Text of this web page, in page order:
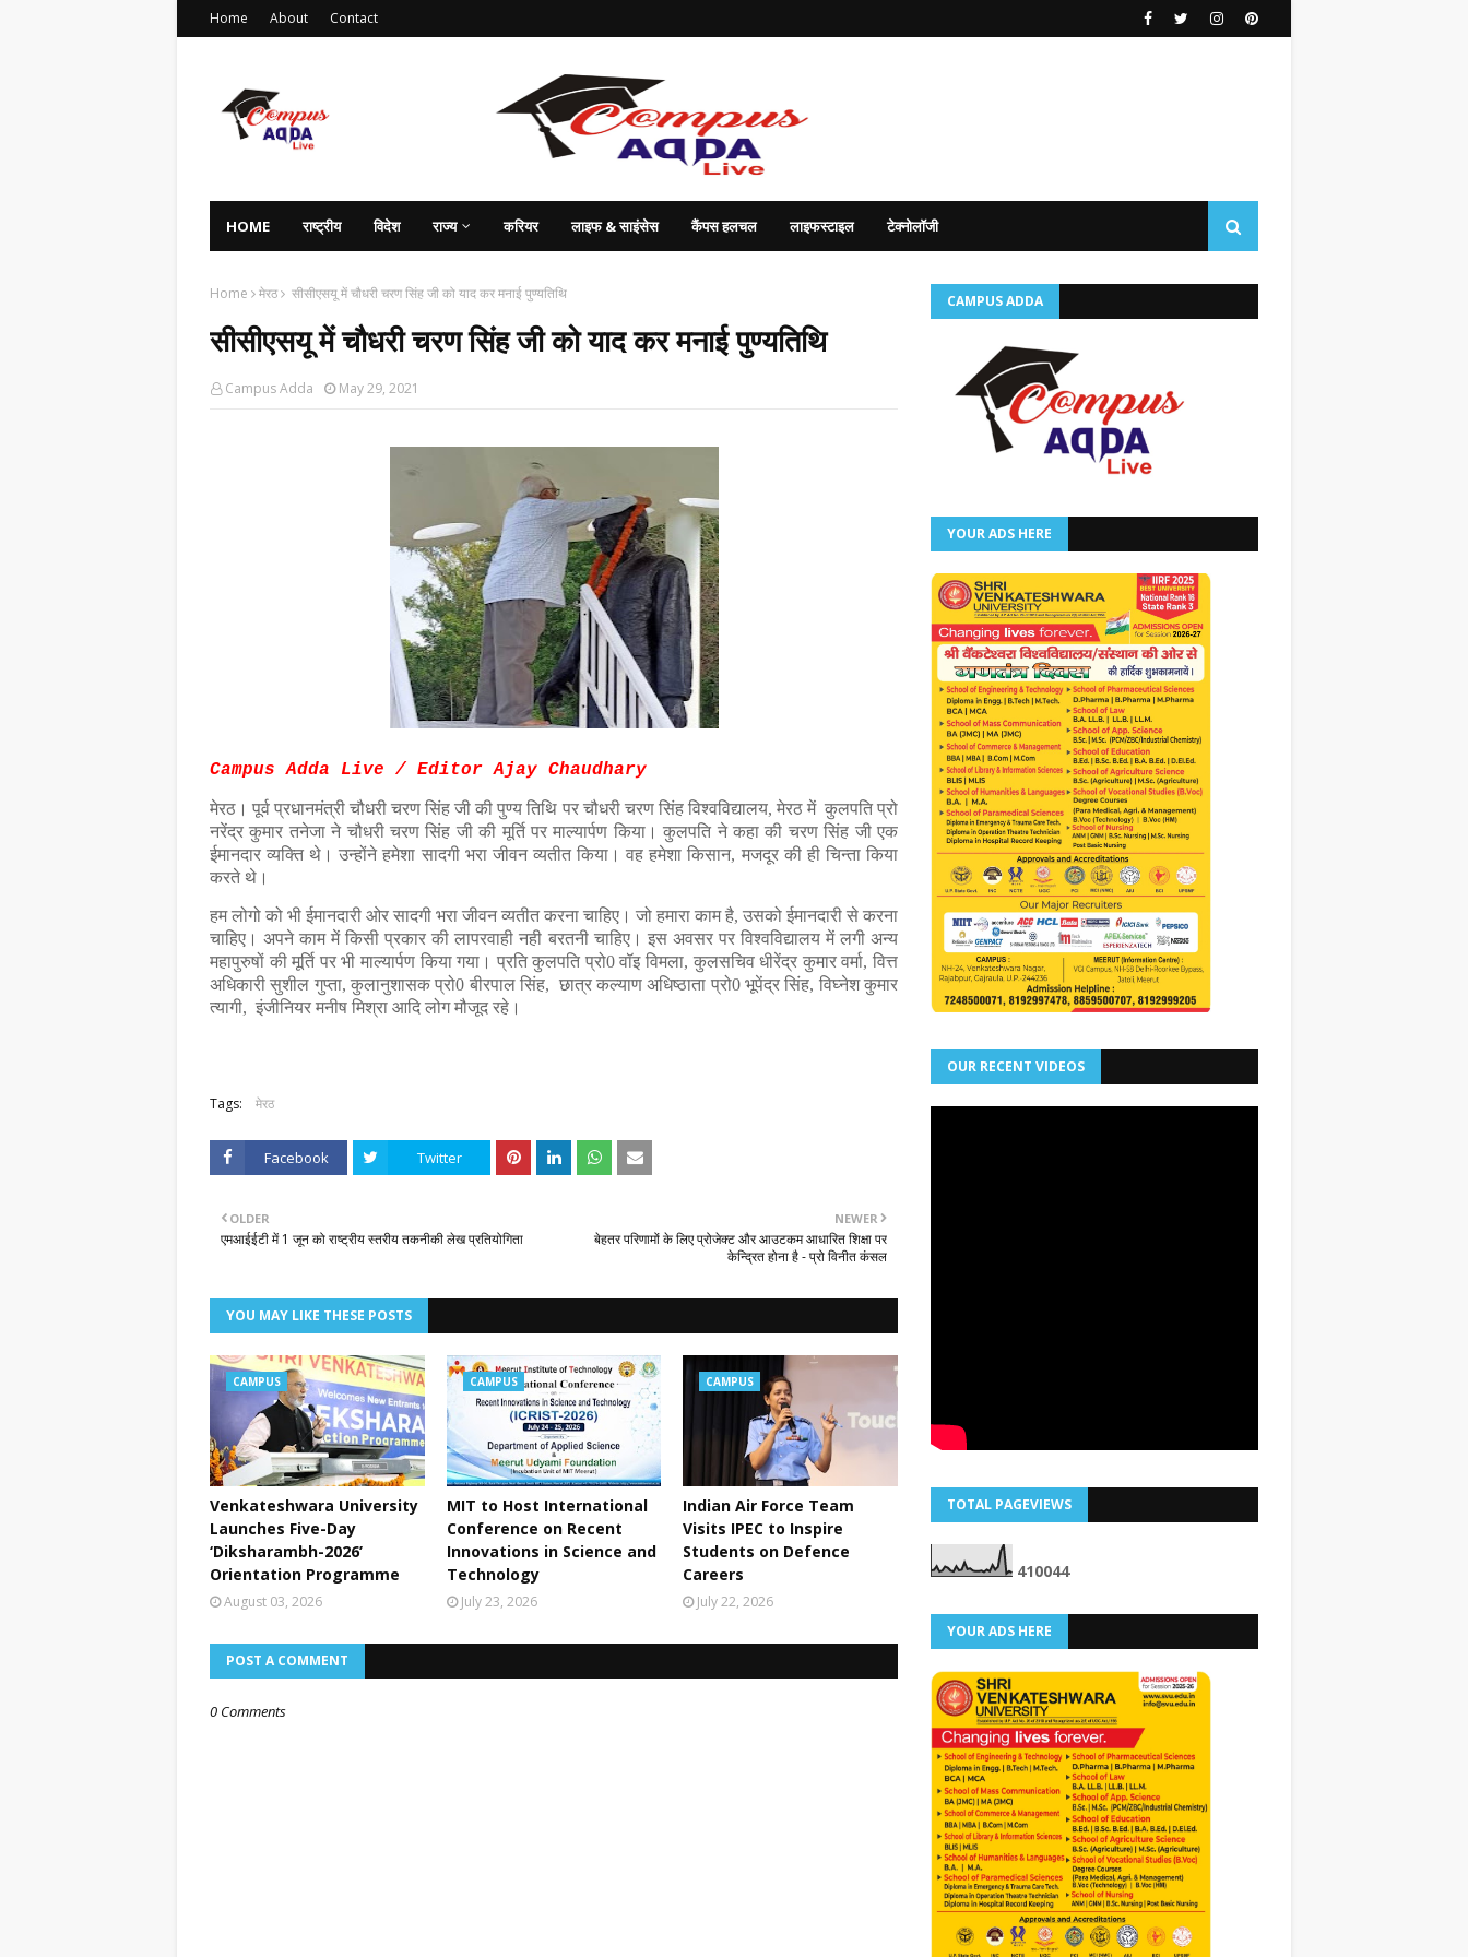
Home About Contact
HOME राष्ट्रीय विदेश राज्य करियर लाइफ & साइंसेस कैंपस हलचल लाइफस्टाइल टेक्नोलॉजी
Home मेरठ सीसीएसयू में चौधरी चरण सिंह जी को याद कर मनाई पुण्यतिथि
सीसीएसयू में चौधरी चरण सिंह जी को याद कर मनाई पुण्यतिथि
Campus Adda May 29, 2021
Campus Adda Live / Editor Ajay Chaudhary
मेरठ। पूर्व प्रधानमंत्री चौधरी चरण सिंह जी की पुण्य तिथि पर चौधरी चरण सिंह विश्वविद्यालय, मेरठ में कुलपति प्रो
नरेंद्र कुमार तनेजा ने चौधरी चरण सिंह जी की मूर्ति पर माल्यार्पण किया। कुलपति ने कहा की चरण सिंह जी एक
ईमानदार व्यक्ति थे। उन्होंने हमेशा सादगी भरा जीवन व्यतीत किया। वह हमेशा किसान, मजदूर की ही चिन्ता किया
करते थे।
हम लोगो को भी ईमानदारी ओर सादगी भरा जीवन व्यतीत करना चाहिए। जो हमारा काम है, उसको ईमानदारी से करना
चाहिए। अपने काम में किसी प्रकार की लापरवाही नही बरतनी चाहिए। इस अवसर पर विश्वविद्यालय में लगी अन्य
महापुरुषों की मूर्ति पर भी माल्यार्पण किया गया। प्रति कुलपति प्रो0 वॉइ विमला, कुलसचिव धीरेंद्र कुमार वर्मा, वित्त
अधिकारी सुशील गुप्ता, कुलानुशासक प्रो0 बीरपाल सिंह, छात्र कल्याण अधिष्ठाता प्रो0 भूपेंद्र सिंह, विघ्नेश कुमार
त्यागी, इंजीनियर मनीष मिश्रा आदि लोग मौजूद रहे।
Tags: मेरठ
Facebook Twitter
NEWER
बेहतर परिणामों के लिए प्रोजेक्ट और आउटकम आधारित शिक्षा पर
केन्द्रित होना है - प्रो विनीत कंसल
OLDER
एमआईईटी में 1 जून को राष्ट्रीय स्तरीय तकनीकी लेख प्रतियोगिता
YOU MAY LIKE THESE POSTS
CAMPUS
Venkateshwara University
Launches Five-Day
‘Diksharambh-2026’
Orientation Programme
August 03, 2026
CAMPUS
MIT to Host International
Conference on Recent
Innovations in Science and
Technology
July 23, 2026
CAMPUS
Indian Air Force Team
Visits IPEC to Inspire
Students on Defence
Careers
July 22, 2026
POST A COMMENT
0 Comments
CAMPUS ADDA
YOUR ADS HERE
OUR RECENT VIDEOS
TOTAL PAGEVIEWS
410044
YOUR ADS HERE